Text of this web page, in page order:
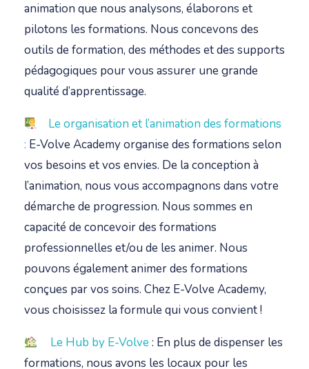
animation que nous analysons, élaborons et
pilotons les formations. Nous concevons des
outils de formation, des méthodes et des supports
pédagogiques pour vous assurer une grande
qualité d’apprentissage.
Leorganisation et l’animation des formations
: E-VolveAcademyorganise des formations selon
vos besoins et vos envies. De la conception à
l’animation, nous vous accompagnons dans votre
démarche de progression. Nous sommes en
capacité de concevoir des formations
professionnelles et/ou de les animer. Nous
pouvons également animer des formations
conçues par vos soins. Chez E-VolveAcademy,
vous choisissez la formule qui vous convient !
Le Hub by E-Volve : En plus de dispenser les
formations, nous avons les locaux pour les